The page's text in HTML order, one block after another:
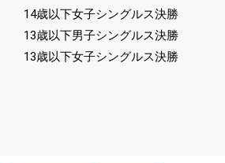
14歳以下女子シングルス決勝
13歳以下男子シングルス決勝
13歳以下女子シングルス決勝